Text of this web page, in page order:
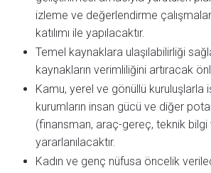
izleme ve değerlendirme
katılımı ile yapılacaktır.
Temel kaynaklara ulaşılabilirliği
kaynakların verimliliğini artıracak
Kamu, yerel ve gönüllü kuruluşlarla
kurumların insan gücü ve diğer
(finansman, araç-gereç, teknik bilgi
yararlanılacaktır.
Kadın ve genç nüfusa öncelik